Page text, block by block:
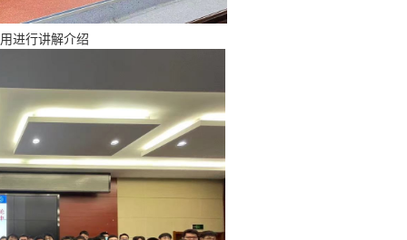
进行讲解介绍